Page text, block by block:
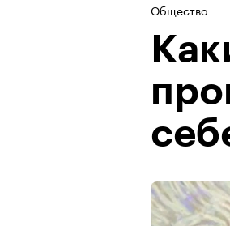
Общество